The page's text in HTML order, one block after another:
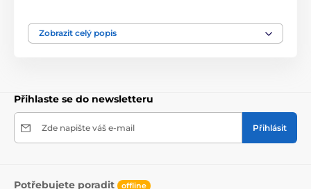
postroje
Zobrazit celý popis
Přihlaste se do newsletteru
Zde napište váš e-mail Přihlásit
Potřebujete poradit offline